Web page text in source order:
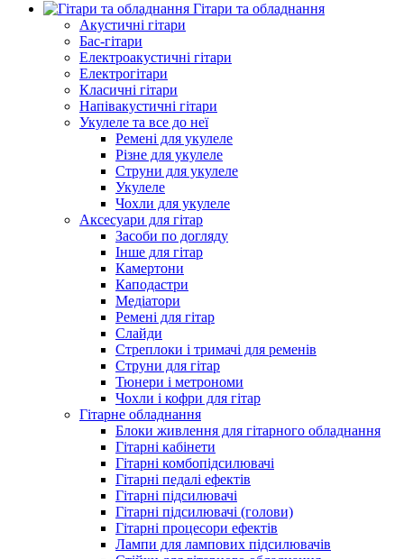
Гітари та обладнання
Акустичні гітари
Бас-гітари
Електроакустичні гітари
Електрогітари
Класичні гітари
Напівакустичні гітари
Укулеле та все до неї
Ремені для укулеле
Різне для укулеле
Струни для укулеле
Укулеле
Чохли для укулеле
Аксесуари для гітар
Засоби по догляду
Інше для гітар
Камертони
Каподастри
Медіатори
Ремені для гітар
Слайди
Стреплоки і тримачі для ременів
Струни для гітар
Тюнери і метрономи
Чохли і кофри для гітар
Гітарне обладнання
Блоки живлення для гітарного обладнання
Гітарні кабінети
Гітарні комбопідсилювачі
Гітарні педалі ефектів
Гітарні підсилювачі
Гітарні підсилювачі (голови)
Гітарні процесори ефектів
Лампи для лампових підсилювачів